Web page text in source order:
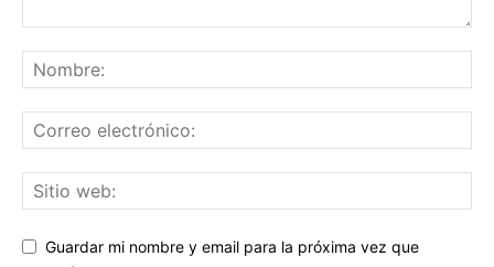
Guardar mi nombre y email para la próxima vez que